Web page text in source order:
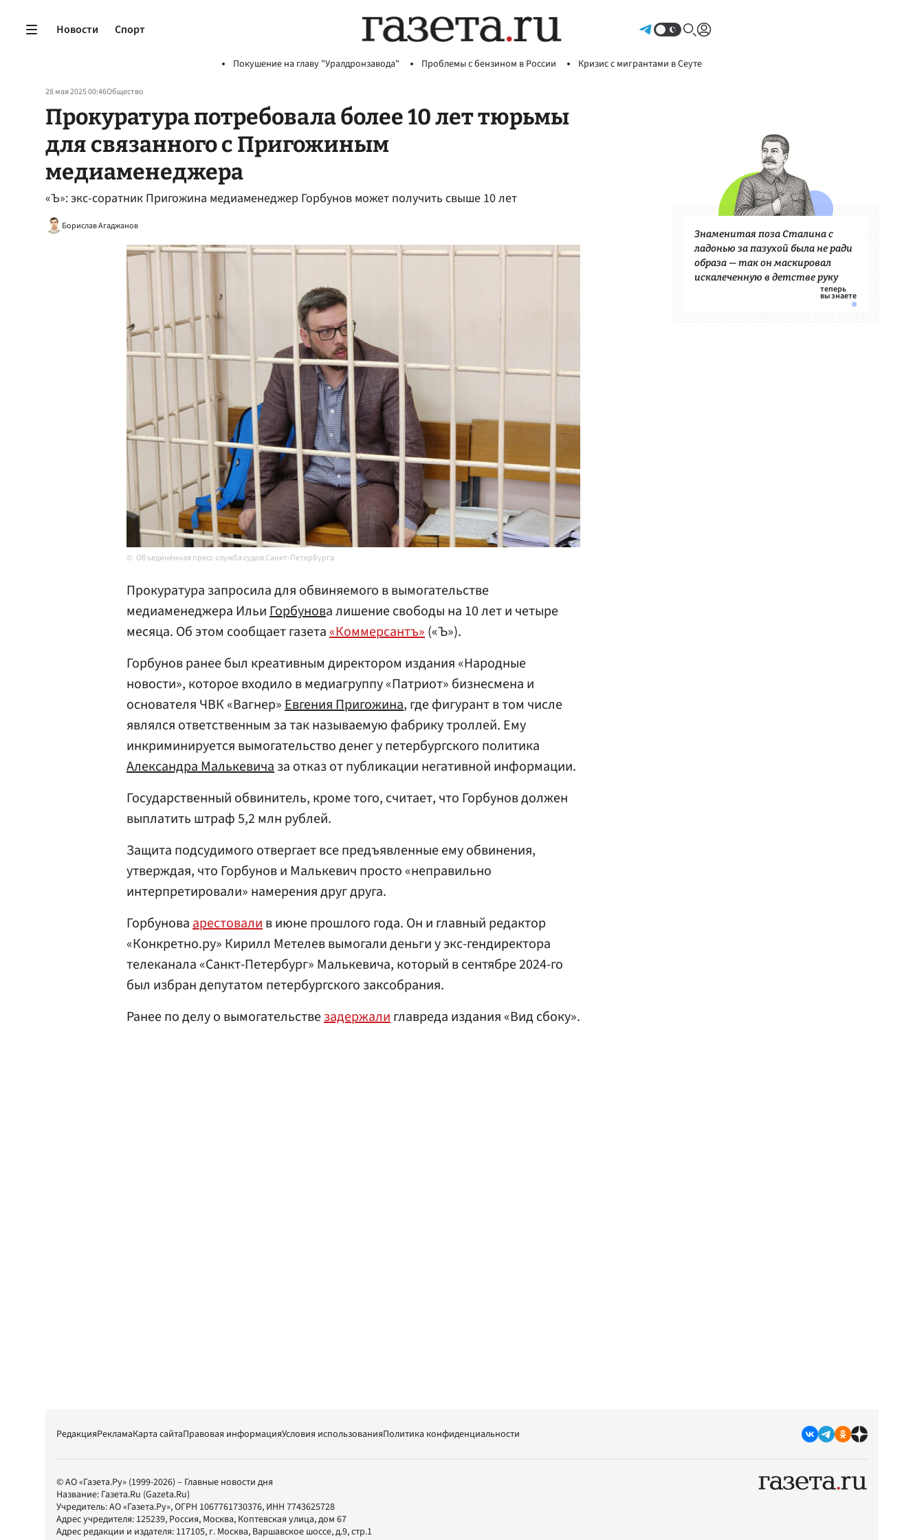
Новости Спорт
Покушение на главу "Уралдронзавода" Проблемы с бензином в России Кризис с мигрантами в Сеуте
28 мая 2025 00:46Общество
Прокуратура потребовала более 10 лет тюрьмы
для связанного с Пригожиным
медиаменеджера
«Ъ»: экс-соратник Пригожина медиаменеджер Горбунов может получить свыше 10 лет
Борислав Агаджанов
Объединённая пресс-служба судов Санкт-Петербурга
Прокуратура запросила для обвиняемого в вымогательстве
медиаменеджера ИльиГорбунова лишение свободы на 10 лет и четыре
месяца. Об этом сообщает газета«Коммерсантъ»(«Ъ»).
Горбунов ранее был креативным директором издания «Народные
новости», которое входило в медиагруппу «Патриот» бизнесмена и
основателя ЧВК «Вагнер»Евгения Пригожина, где фигурант в том числе
являлся ответственным за так называемую фабрику троллей. Ему
инкриминируется вымогательство денег у петербургского политика
Александра Малькевичаза отказ от публикации негативной информации.
Государственный обвинитель, кроме того, считает, что Горбунов должен
выплатить штраф 5,2 млн рублей.
Защита подсудимого отвергает все предъявленные ему обвинения,
утверждая, что Горбунов и Малькевич просто «неправильно
интерпретировали» намерения друг друга.
Горбуноваарестовалив июне прошлого года. Он и главный редактор
«Конкретно.ру» Кирилл Метелев вымогали деньги у экс-гендиректора
телеканала «Санкт-Петербург» Малькевича, который в сентябре 2024-го
был избран депутатом петербургского заксобрания.
Ранее по делу о вымогательствезадержалиглавреда издания «Вид сбоку».
Знаменитая поза Сталина с
ладонью за пазухой была не ради
образа — так он маскировал
искалеченную в детстве руку
РедакцияРекламаКарта сайтаПравовая информацияУсловия использованияПолитика конфиденциальности
© АО «Газета.Ру» (1999-2026) – Главные новости дня
Название: Газета.Ru (Gazeta.Ru)
Учредитель:АО «Газета.Ру», ОГРН 1067761730376, ИНН 7743625728
Адрес учредителя: 125239, Россия, Москва, Коптевская улица, дом 67
Адрес редакции и издателя: 117105, г. Москва, Варшавское шоссе, д.9, стр.1